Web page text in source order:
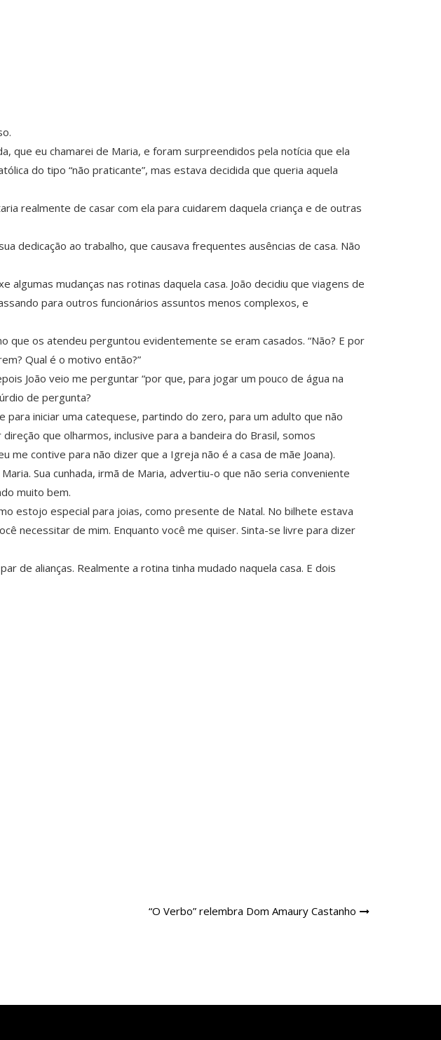
que eu chamarei de Maria, e foram surpreendidos pela notícia que ela
do tipo “não praticante”, mas estava decidida que queria aquela
realmente de casar com ela para cuidarem daquela criança e de outras
dedicação ao trabalho, que causava frequentes ausências de casa. Não
mudanças nas rotinas daquela casa. João decidiu que viagens de
para outros funcionários assuntos menos complexos, e
que os atendeu perguntou evidentemente se eram casados. “Não? E por
Qual é o motivo então?”
João veio me perguntar “por que, para jogar um pouco de água na
de pergunta?
iniciar uma catequese, partindo do zero, para um adulto que não
que olharmos, inclusive para a bandeira do Brasil, somos
contive para não dizer que a Igreja não é a casa de mãe Joana).
Sua cunhada, irmã de Maria, advertiu-o que não seria conveniente
muito bem.
estojo especial para joias, como presente de Natal. No bilhete estava
necessitar de mim. Enquanto você me quiser. Sinta-se livre para dizer
de alianças. Realmente a rotina tinha mudado naquela casa. E dois
“O Verbo” relembra Dom Amaury Castanho